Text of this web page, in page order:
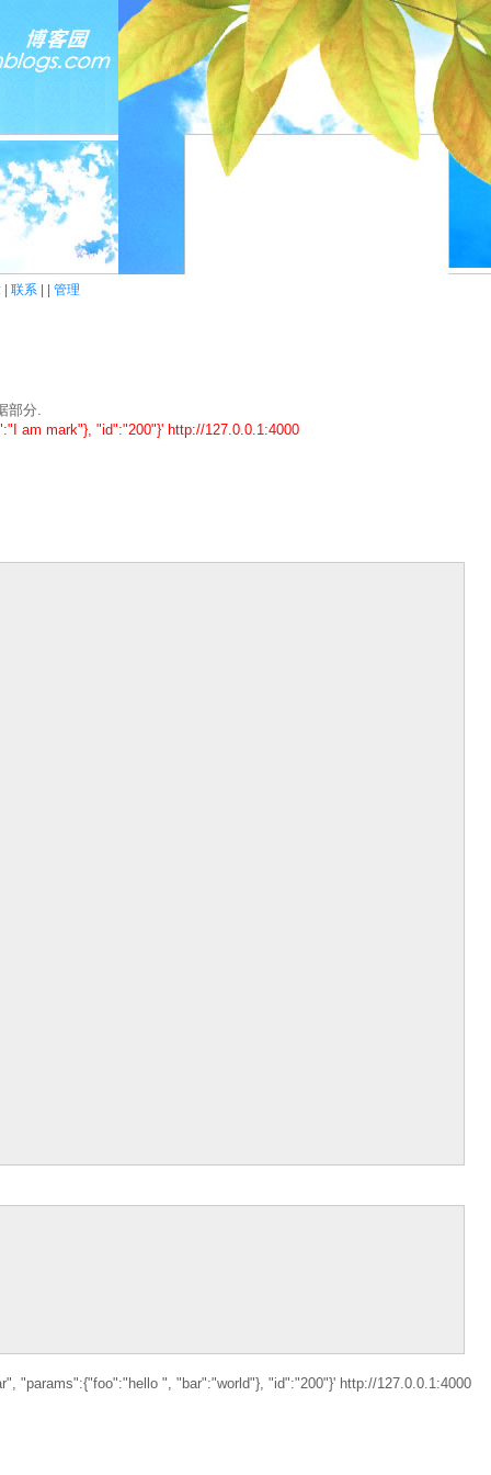
联系 管理
部分.
am mark"}, "id":"200"}' http://127.0.0.1:4000
"params":{"foo":"hello ", "bar":"world"}, "id":"200"}' http://127.0.0.1:4000